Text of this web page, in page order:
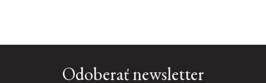
Odoberať newsletter